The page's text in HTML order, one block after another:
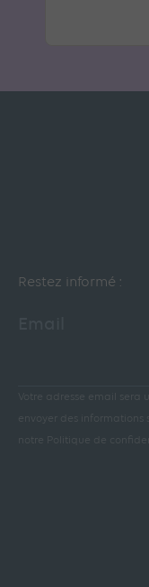
Restez informé :
Votre adresse email sera
envoyer des informations
notre Politique de